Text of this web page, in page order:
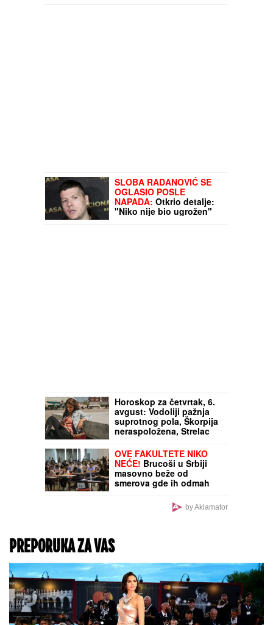
SLOBA RADANOVIĆ SE
OGLASIO POSLE
NAPADA: Otkrio detalje:
"Niko nije bio ugrožen"
Horoskop za četvrtak, 6.
avgust: Vodoliji pažnja
suprotnog pola, Škorpija
neraspoložena, Strelac
OVE FAKULTETE NIKO
NEĆE! Brucoši u Srbiji
masovno beže od
smerova gde ih odmah
by Aklamator
PREPORUKA ZA VAS